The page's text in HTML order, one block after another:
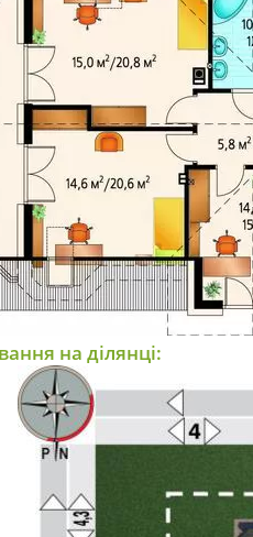
на ділянці: